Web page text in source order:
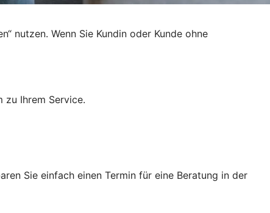
nutzen. Wenn Sie Kundin oder Kunde ohne
zu Ihrem Service.
Sie einfach einen Termin für eine Beratung in der